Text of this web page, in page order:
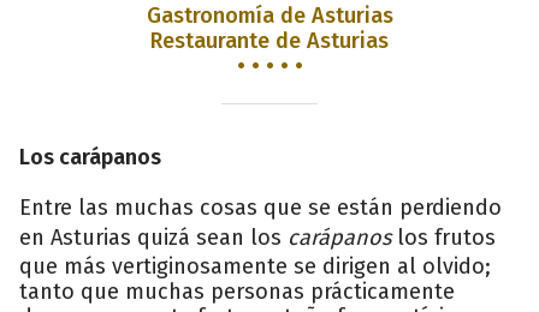
Gastronomía de Asturias
Restaurante de Asturias
• • • • •
Los carápanos
Entre las muchas cosas que se están perdiendo
en Asturias quizá sean los carápanoslos frutos
que más vertiginosamente se dirigen al olvido;
tanto que muchas personas prácticamente